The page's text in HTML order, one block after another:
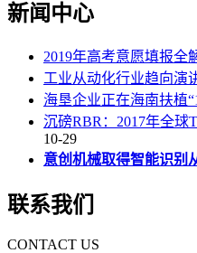
新闻中心
2019年高考意愿填报
工业从动化行业趋向演
海垦企业正在海南扶植
沉磅RBR：2017年全球
10-29
意创机械取得智能识别
联系我们
CONTACT US